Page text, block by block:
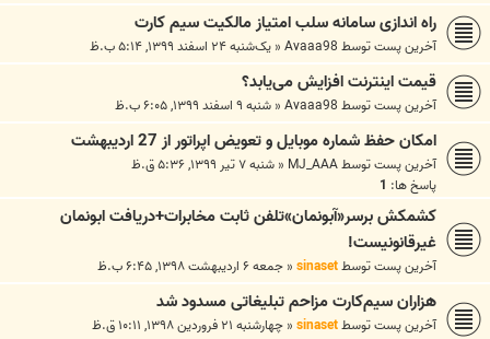
راه اندازی سامانه سلب امتیاز مالکیت سیم کارت
آخرین پست توسطAvaaa98
« یک‌شنبه ۲۴ اسفند ۱۳۹۹, ۵:۱۴ ب.ظ
قیمت اینترنت افزایش می‌یابد؟
آخرین پست توسطAvaaa98
« شنبه ۹ اسفند ۱۳۹۹, ۶:۰۵ ب.ظ
امکان حفظ شماره موبایل و تعویض اپراتور از 27 اردیبهشت
آخرین پست توسطMJ_AAA
« شنبه ۷ تیر ۱۳۹۹, ۵:۳۶ ق.ظ
پاسخ ها: 1
کشمکش برسر«آبونمان»تلفن ثابت مخابرات+دریافت ابونمان
غیرقانونیست!
آخرین پست توسطsinaset
« جمعه ۶ اردیبهشت ۱۳۹۸, ۶:۴۵ ب.ظ
هزاران سیم‌کارت مزاحم تبلیغاتی مسدود شد
آخرین پست توسطsinaset
« چهارشنبه ۲۱ فروردین ۱۳۹۸, ۱۰:۱۱ ق.ظ